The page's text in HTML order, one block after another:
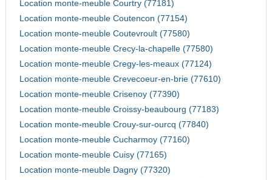
Location monte-meuble Courtry (77181)
Location monte-meuble Coutencon (77154)
Location monte-meuble Coutevroult (77580)
Location monte-meuble Crecy-la-chapelle (77580)
Location monte-meuble Cregy-les-meaux (77124)
Location monte-meuble Crevecoeur-en-brie (77610)
Location monte-meuble Crisenoy (77390)
Location monte-meuble Croissy-beaubourg (77183)
Location monte-meuble Crouy-sur-ourcq (77840)
Location monte-meuble Cucharmoy (77160)
Location monte-meuble Cuisy (77165)
Location monte-meuble Dagny (77320)